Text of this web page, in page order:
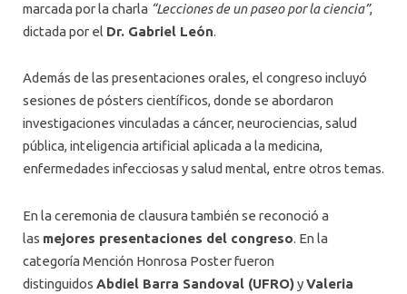
marcada por la charla “Lecciones de un paseo por la ciencia”,
dictada por el Dr. Gabriel León.
Además de las presentaciones orales, el congreso incluyó
sesiones de pósters científicos, donde se abordaron
investigaciones vinculadas a cáncer, neurociencias, salud
pública, inteligencia artificial aplicada a la medicina,
enfermedades infecciosas y salud mental, entre otros temas.
En la ceremonia de clausura también se reconoció a
las mejores presentaciones del congreso. En la
categoría Mención Honrosa Poster fueron
distinguidos Abdiel Barra Sandoval (UFRO)yValeria